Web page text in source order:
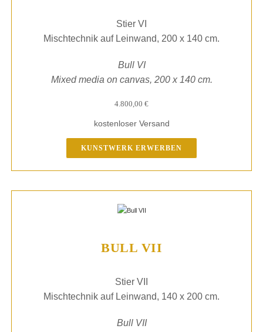
Stier VI
Mischtechnik auf Leinwand, 200 x 140 cm.
Bull VI
Mixed media on canvas, 200 x 140 cm.
4.800,00 €
kostenloser Versand
KUNSTWERK ERWERBEN
BULL VII
Stier VII
Mischtechnik auf Leinwand, 140 x 200 cm.
Bull VII